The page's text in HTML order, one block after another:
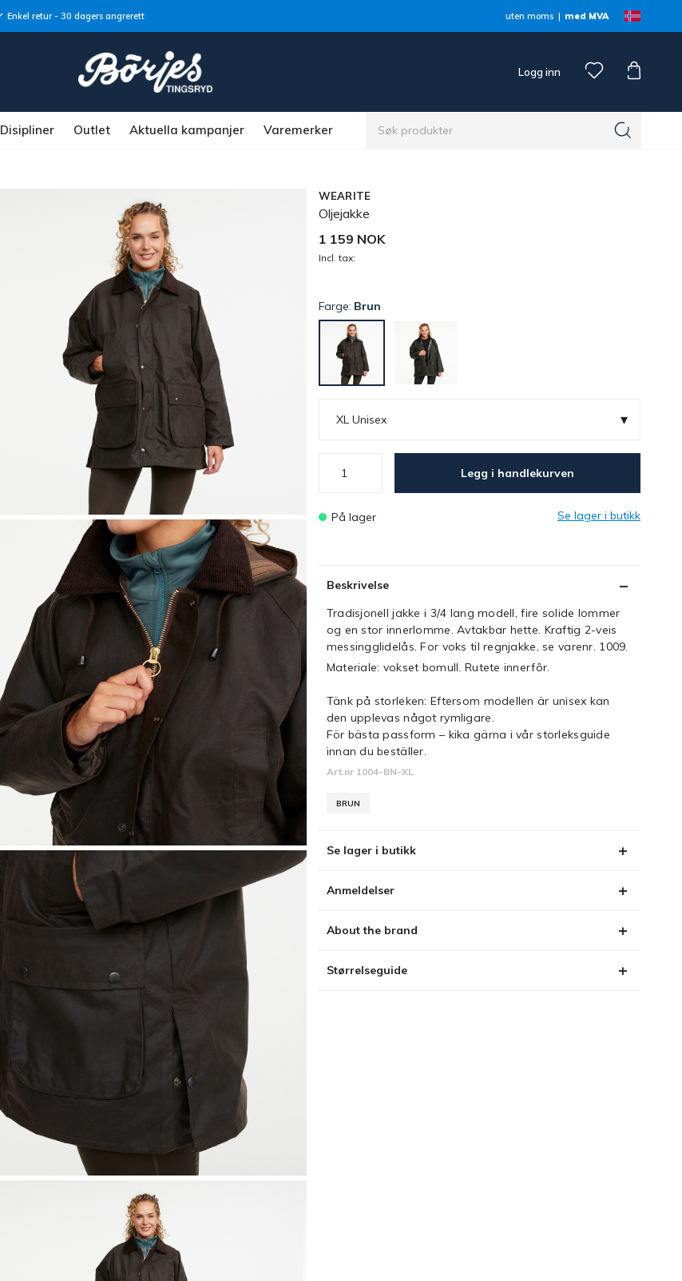
Enkel retur - 30 dagers angrerett uten moms med MVA
Logg inn
Disipliner Outlet Aktuella kampanjer Varemerker
WEARITE
Oljejakke
1 159 NOK
Incl. tax:
Farge: Brun
XL Unisex ▾
Legg i handlekurven
På lager Se lager i butikk
Beskrivelse
Tradisjonell jakke i 3/4 lang modell, fire solide lommer
og en stor innerlomme. Avtakbar hette. Kraftig 2-veis
messingglidelås. For voks til regnjakke, se varenr. 1009.
Materiale: vokset bomull. Rutete innerfôr.
Tänk på storleken: Eftersom modellen är unisex kan
den upplevas något rymligare.
För bästa passform – kika gärna i vår storleksguide
innan du beställer.
Art.nr 1004-BN-XL
BRUN
Se lager i butikk
Anmeldelser
About the brand
Størrelseguide